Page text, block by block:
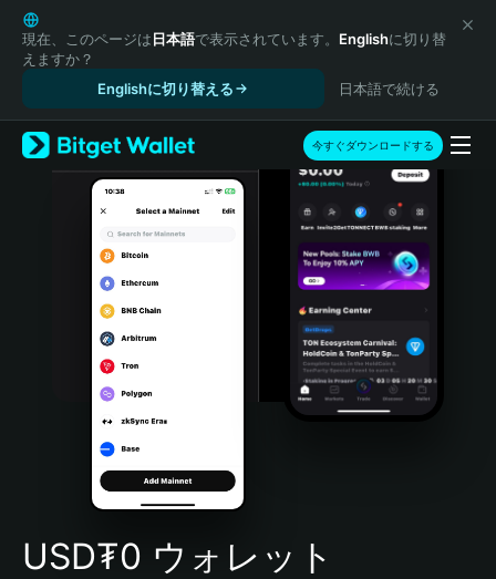
English
日本語
Tiếng Việt
Español (Latinoamérica)
Türkçe
Italiano
Português (Portugal)
Bahasa Indonesia
Português (Brasil)
Español (Argentina)
現在、このページは日本語で表示されています。 Englishに切り替
えますか？
Englishに切り替える
日本語で続ける
今すぐダウンロードする
USD₮0 ウォレット